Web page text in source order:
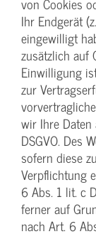
Ihr Endgerät
eingewilligt
zusätzlich auf
Einwilligung
zur
wir Ihre
DSGVO. Des
sofern diese
Verpflichtung
6 Abs. 1 lit. c
ferner auf
nach Art. 6